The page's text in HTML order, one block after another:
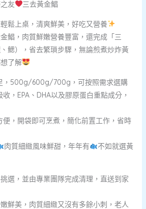
友 三去黃金鯧
鬆上桌，清爽鮮美，好吃又營養
鯧，肉質鮮嫩營養豐富，還完成「三
鰓），省去繁瑣步驟，無論煎煮炒炸黃
了解
，500g/600g/700g，可按照需求選購
，EPA、DHA以及膠原蛋白重點成分，
便，開袋即可烹煮，簡化前置工作，省時
肉質細緻風味鮮甜，年年有
不如就選黃
選，並由專業團隊完成清理，直送到家
鮮美，肉質細緻又沒有多餘小刺，老人